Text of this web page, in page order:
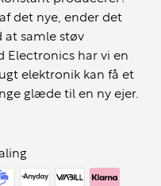
setups og fleksibelt
det nye, ender det
at samle støv
Electronics har vi en
elektronik kan få et
glæde til en ny ejer.